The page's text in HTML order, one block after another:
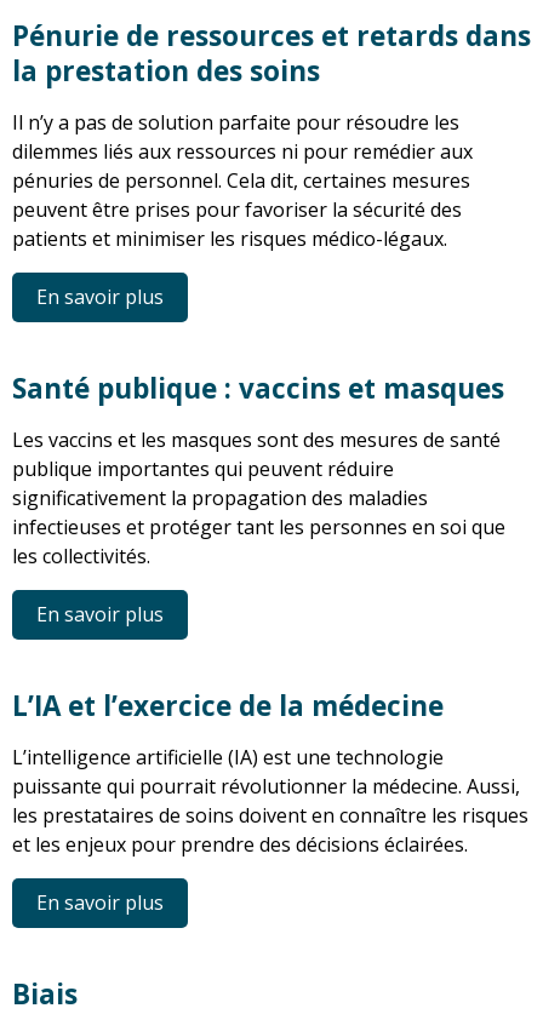
Pénurie de ressources et retards dans
la prestation des soins
Il n’y a pas de solution parfaite pour résoudre les
dilemmes liés aux ressources ni pour remédier aux
pénuries de personnel. Cela dit, certaines mesures
peuvent être prises pour favoriser la sécurité des
patients et minimiser les risques médico-légaux.
En savoir plus
Santé publique : vaccins et masques
Les vaccins et les masques sont des mesures de santé
publique importantes qui peuvent réduire
significativement la propagation des maladies
infectieuses et protéger tant les personnes en soi que
les collectivités.
En savoir plus
L’IA et l’exercice de la médecine
L’intelligence artificielle (IA) est une technologie
puissante qui pourrait révolutionner la médecine. Aussi,
les prestataires de soins doivent en connaître les risques
et les enjeux pour prendre des décisions éclairées.
En savoir plus
Biais